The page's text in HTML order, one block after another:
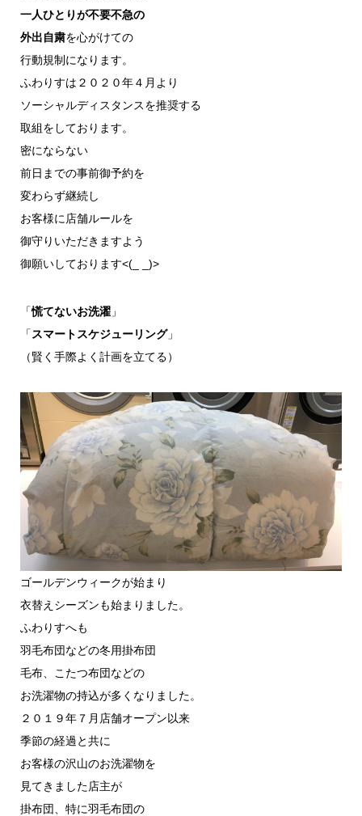
一人ひとりが不要不急の
外出自粛を心がけての
行動規制になります。
ふわりすは２０２０年４月より
ソーシャルディスタンスを推奨する
取組をしております。
密にならない
前日までの事前御予約を
変わらず継続し
お客様に店舗ルールを
御守りいただきますよう
御願いしております<(_ _)>
「慌てないお洗濯」
「スマートスケジューリング」
（賢く手際よく計画を立てる）
ゴールデンウィークが始まり
衣替えシーズンも始まりました。
ふわりすへも
羽毛布団などの冬用掛布団
毛布、こたつ布団などの
お洗濯物の持込が多くなりました。
２０１９年７月店舗オープン以来
季節の経過と共に
お客様の沢山のお洗濯物を
見てきました店主が
掛布団、特に羽毛布団の